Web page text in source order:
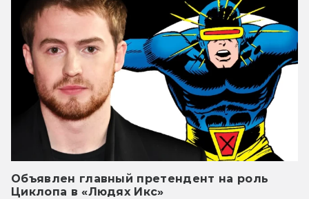
Объявлен главный претендент на роль
Циклопа в «Людях Икс»